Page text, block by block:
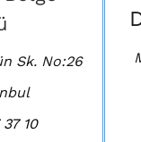
Sk. No:26
10